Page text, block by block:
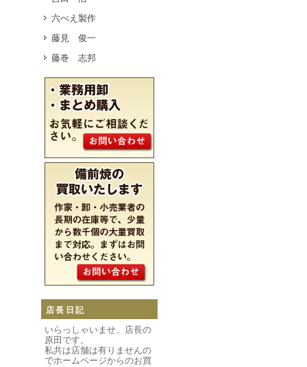
六べえ製作
藤見 俊一
藤巻 志邦
店長日記
いらっしゃいませ、店長の
原田です。
私共は店舗は有りませんの
でホームページからのお買